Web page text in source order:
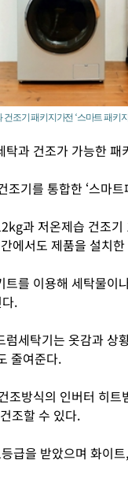
조기 패키지가전 ‘스마트 패키
과 건조가 가능한 패
기를 통합한 ‘스마
과 저온제습 건조
에서도 제품을 설치
를 이용해 세탁물이
.
세탁기는 옷감과 상
줄여준다.
조방식의 인버터 히
조할 수 있다.
급을 받았으며 화이